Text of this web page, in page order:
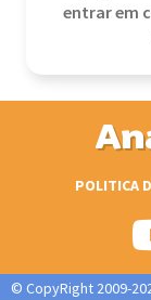
entrar em
POLITICA
© CopyRight 2009-